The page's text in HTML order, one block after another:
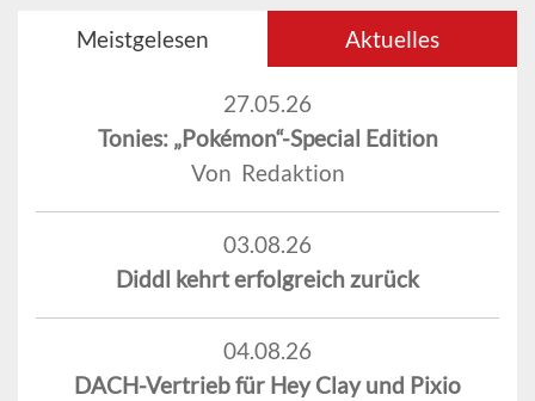
Meistgelesen Aktuelles
27.05.26
Tonies: „Pokémon“-Special Edition
Von Redaktion
03.08.26
Diddl kehrt erfolgreich zurück
04.08.26
DACH-Vertrieb für Hey Clay und Pixio